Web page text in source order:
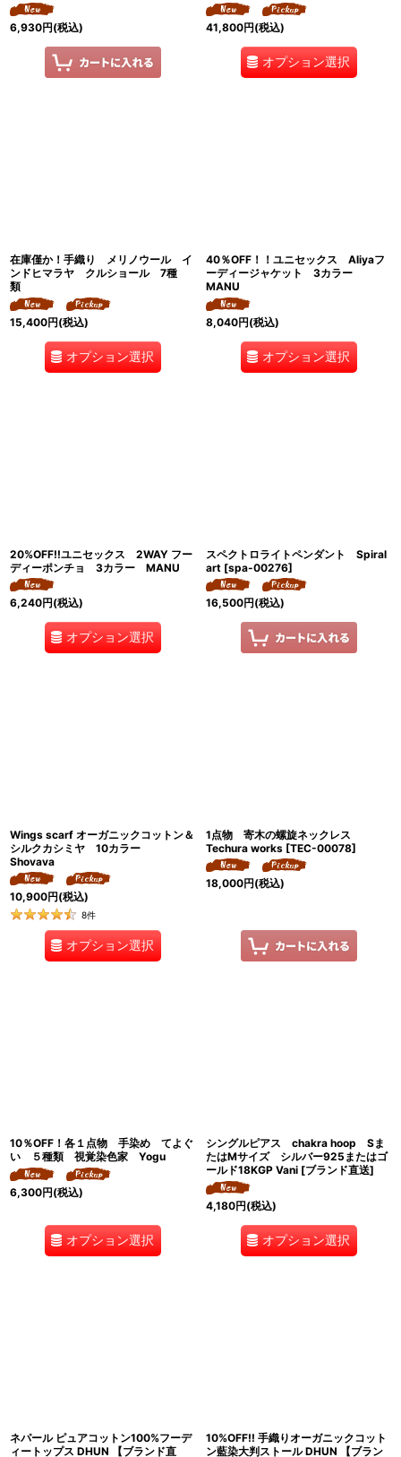
6,930円(税込) 41,800円(税込)
オプション選択
在庫僅か！手織り メリノウール イ
ンドヒマラヤ クルショール 7種
類
15,400円(税込)
オプション選択
40％OFF！！ユニセックス Aliyaフ
ーディージャケット 3カラー
MANU
8,040円(税込)
オプション選択
20%OFF!!ユニセックス 2WAY フー
ディーポンチョ 3カラー MANU
6,240円(税込)
オプション選択
スペクトロライトペンダント Spiral
art [spa-00276]
16,500円(税込)
Wings scarf オーガニックコットン＆
シルクカシミヤ 10カラー
Shovava
10,900円(税込)
8件
オプション選択
1点物 寄木の螺旋ネックレス
Techura works [TEC-00078]
18,000円(税込)
10％OFF！各１点物 手染め てよぐ
い ５種類 視覚染色家 Yogu
6,300円(税込)
オプション選択
シングルピアス chakra hoop Sま
たはMサイズ シルバー925またはゴ
ールド18KGP Vani [ブランド直送]
4,180円(税込)
オプション選択
ネパール ピュアコットン100%フーデ
ィートップス DHUN 【ブランド直
10%OFF!! 手織りオーガニックコット
ン藍染大判ストール DHUN 【ブラン